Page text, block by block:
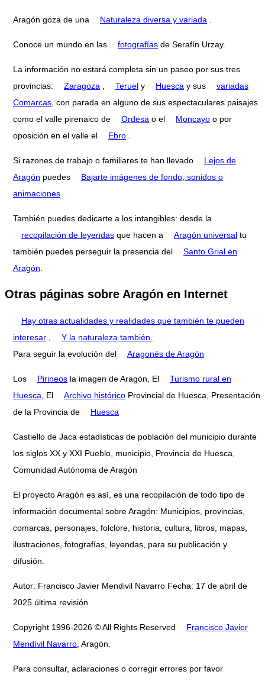
Aragón goza de una Naturaleza diversa y variada
Conoce un mundo en las fotografías de Serafín Urzay.
La información no estará completa sin un paseo por sus tres
provincias:
Zaragoza Teruel y Huesca y sus
variadas
Comarcas , con parada en alguno de sus espectaculares paisajes
como el valle pirenaico de
Ordesa o el Moncayo o por
oposición en el valle el
Ebro
Si razones de trabajo o familiares te han llevado
Lejos de
Aragón puedes
Bajarte imágenes de fondo, sonidos o
animaciones
También puedes dedicarte a los intangibles: desde la
recopilación de leyendas que hacen a Aragón universal tu
también puedes perseguir la presencia del
Santo Grial en
Aragón
Otras páginas sobre Aragón en Internet
Hay otras actualidades y realidades que también te pueden
interesar
Y la naturaleza también.
Para seguir la evolución del
Aragonés de Aragón
Los Pirineos la imagen de Aragón, El
Turismo rural en
Huesca , El Archivo histórico Provincial de Huesca, Presentación
de la Provincia de
Huesca
Castiello de Jaca estadísticas de población del municipio durante
los siglos XX y XXI Pueblo, municipio, Provincia de Huesca,
Comunidad Autónoma de Aragón
El proyecto Aragón es así, es una recopilación de todo tipo de
información documental sobre Aragón: Municipios, provincias,
comarcas, personajes, folclore, historia, cultura, libros, mapas,
ilustraciones, fotografías, leyendas, para su publicación y
difusión.
Autor: Francisco Javier Mendivil Navarro Fecha: 17 de abril de
2025 última revisión
Copyright 1996-2026 © All Rights Reserved
Francisco Javier
Mendívil Navarro , Aragón.
Para consultar, aclaraciones o corregir errores por favor